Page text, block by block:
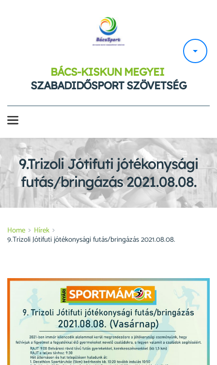
SZABADIDŐSPORT SZÖVETSÉG
9.Trizoli Jótifuti jótékonysági
futás/bringázás 2021.08.08.
Home Hírek
9.Trizoli Jótifuti jótékonysági futás/bringázás 2021.08.08.